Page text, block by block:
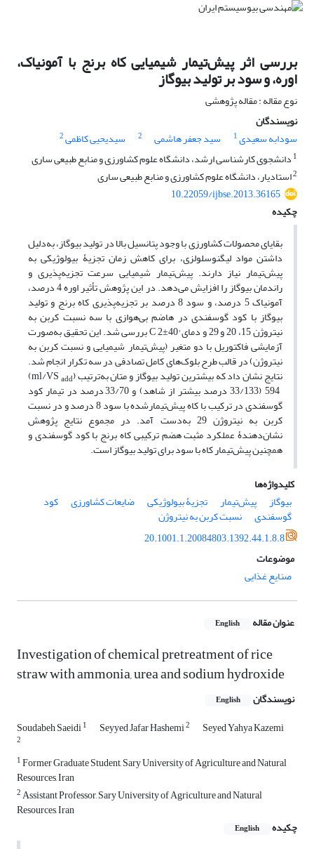
بررسی اثر پیش‌تیمار شیمیایی کاه برنج با آمونیاک،
اوره، و سود بر تولید بیوگاز
نوع مقاله : مقاله پژوهشی
نویسندگان
سودابه سعیدی1 سید جعفر هاشمی 2 سیدیحیی کاظمی2
1 دانشجوی کارشناسی ارشد، دانشگاه علوم کشاورزی و منابع طبیعی ساری
2استادیار، دانشگاه علوم کشاورزی و منابع طبیعی ساری
10.22059/ijbse.2013.36165
چکیده
بقایای محصولات کشاورزی با وجود پتانسیل بالا در تولید بیوگاز، به‌دلیل
‌داشتن مواد لیگنوسلولزی، برای کاهش زمان تجزیۀ بیولوژیکی به
پیش‌تیمار نیاز دارند. پیش‌تیمار شیمیایی سرعت تجزیه‌پذیری و
راندمان بیوگاز را افزایش می‌دهد. در این پژوهش تأثیر اوره 4 درصد،
آمونیاک 5 درصد، و سود 8 درصد بر تجزیه‌پذیری کاه برنج و تولید
بیوگاز با کود گوسفندی در هاضم بی‌هوازی با سه نسبت کربن به
نیتروژن 15، 20 و 29 و دمای °C 2±40 بررسی شد. این تحقیق به‌صورت
آزمایشی فاکتوریل با دو متغیر (پیش‌تیمار شیمیایی و نسبت کربن به
نیتروژن) در قالب طرح بلوک‌های کامل تصادفی در سه تکرار انجام شد.
نتایج نشان داد که بیشترین تولید بیوگاز و متان به‌ترتیب (ml/VSadd
)
594 (33/133 درصد بیشتر از شاهد) و 33/70 درصد در تیمار کود
گوسفندی در ترکیب با کاه پیش‌تیمار‌شده با سود 8 درصد و در نسبت
کربن به نیتروژن 29 به‌دست آمد. در مجموع نتایج پژوهش
نشان‌دهندۀ عملکرد مثبت هضم ترکیبی کاه برنج با کود گوسفندی و
همچنین پیش‌تیمار کاه با سود برای تولید بیوگاز است.
کلیدواژه‌ها
بیوگاز
پیش‌تیمار تجزیۀ بیولوژیکی ضایعات کشاورزی کود
گوسفندی
نسبت کربن به نیتروژن
20.1001.1.20084803.1392.44.1.8.8
موضوعات
صنایع غذایی
عنوان مقاله English
Investigation of chemical pretreatment of rice
straw with ammonia, urea and sodium hydroxide
نویسندگان English
Soudabeh Saeidi1 Seyyed Jafar Hashemi2 Seyed Yahya Kazemi
2
1Former Graduate Student, Sary University of Agriculture and Natural
Resources, Iran
2Assistant Professor, Sary University of Agriculture and Natural
Resources, Iran
چکیده
English